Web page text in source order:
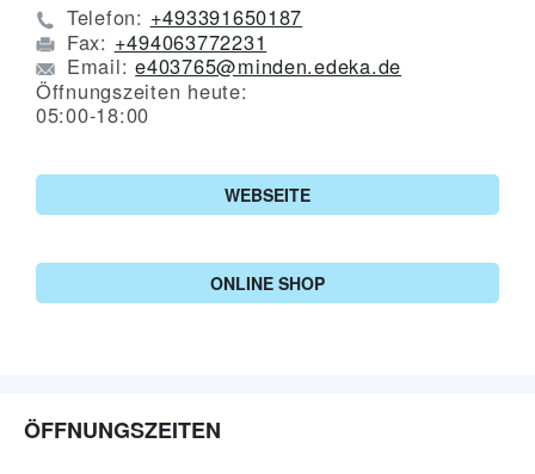
Telefon: +493391650187
Fax: +494063772231
Email:e403765@minden.edeka.de
Öffnungszeiten heute:
05:00-18:00
WEBSEITE
ONLINE SHOP
ÖFFNUNGSZEITEN